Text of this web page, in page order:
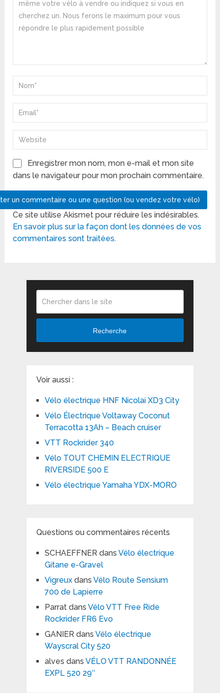
Enregistrer mon nom, mon e-mail et mon site
dans le navigateur pour mon prochain commentaire.
Ce site utilise Akismet pour réduire les indésirables.
En savoir plus sur la façon dont les données de vos
commentaires sont traitées.
Recherche
Voir aussi :
Vélo électrique HNF Nicolai XD3 City
Vélo Électrique Voltaway Coconut
Terracotta 13Ah – Beach cruiser
VTT Rockrider 340
Vélo TOUT CHEMIN ELECTRIQUE
RIVERSIDE 500 E
Vélo électrique Yamaha YDX-MORO
Questions ou commentaires récents
SCHAEFFNERdans Vélo électrique
Gitane e-Gravel
Vigreuxdans Vélo Route Sensium
700 de Lapierre
Parratdans Vélo VTT Free Ride
Rockrider FR6 Evo
GANIERdans Vélo électrique
Wayscral City 520
alves dans VÉLO VTT RANDONNÉE
EXPL 520 29″